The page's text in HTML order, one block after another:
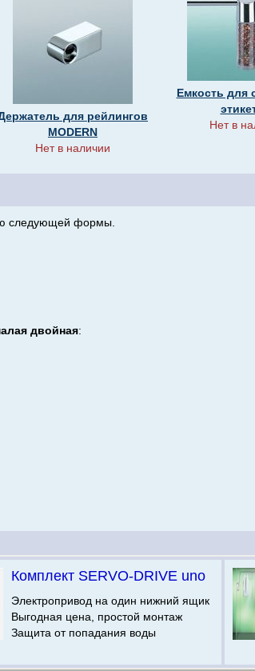
для рейлингов
MODERN
Нет в наличии
Емкость для
Нет в
следующей формы.
двойная:
Комплект SERVO-DRIVE uno
Электропривод на один нижний ящик
Выгодная цена, простой монтаж
Защита от попадания воды